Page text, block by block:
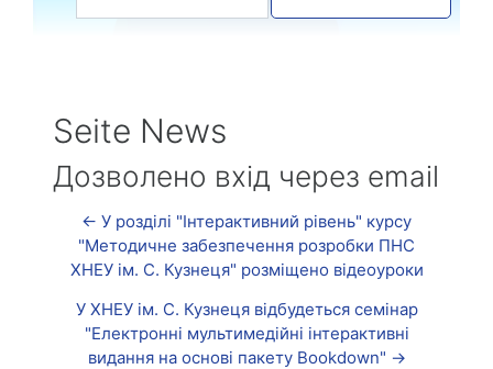
Seite News
Дозволено вхід через email
← У розділі "Інтерактивний рівень" курсу
"Методичне забезпечення розробки ПНС
ХНЕУ ім. С. Кузнеця" розміщено відеоуроки
У ХНЕУ ім. С. Кузнеця відбудеться семінар
"Електронні мультимедійні інтерактивні
видання на основі пакету Bookdown" →